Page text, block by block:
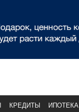
КРЕДИТЫ ИПОТЕКА